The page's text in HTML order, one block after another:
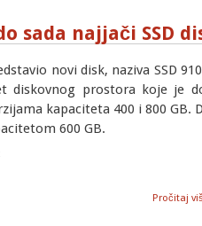
sada najjači SSD
novi disk, naziva SSD
diskovnog prostora koje je
kapaciteta 400 i 800
600 GB.
Pročitaj